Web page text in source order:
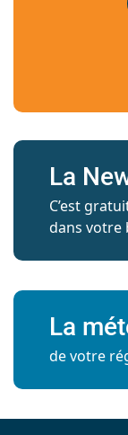
La
C’est
dans votre
La
de votre